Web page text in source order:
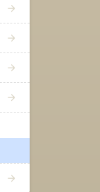
arrow_forward
arrow_forward
arrow_forward
arrow_forward
arrow_forward